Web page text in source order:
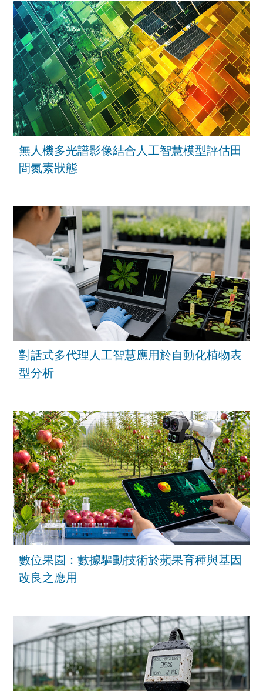
無人機多光譜影像結合人工智慧模型評估田
間氮素狀態
對話式多代理人工智慧應用於自動化植物表
型分析
數位果園：數據驅動技術於蘋果育種與基因
改良之應用